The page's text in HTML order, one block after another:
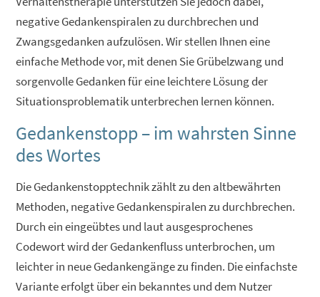
negative Gedankenspiralen zu durchbrechen und
Zwangsgedanken aufzulösen. Wir stellen Ihnen eine
einfache Methode vor, mit denen Sie Grübelzwang und
sorgenvolle Gedanken für eine leichtere Lösung der
Situationsproblematik unterbrechen lernen können.
Gedankenstopp – im wahrsten Sinne
des Wortes
Die Gedankenstopptechnik zählt zu den altbewährten
Methoden, negative Gedankenspiralen zu durchbrechen.
Durch ein eingeübtes und laut ausgesprochenes
Codewort wird der Gedankenfluss unterbrochen, um
leichter in neue Gedankengänge zu finden. Die einfachste
Variante erfolgt über ein bekanntes und dem Nutzer